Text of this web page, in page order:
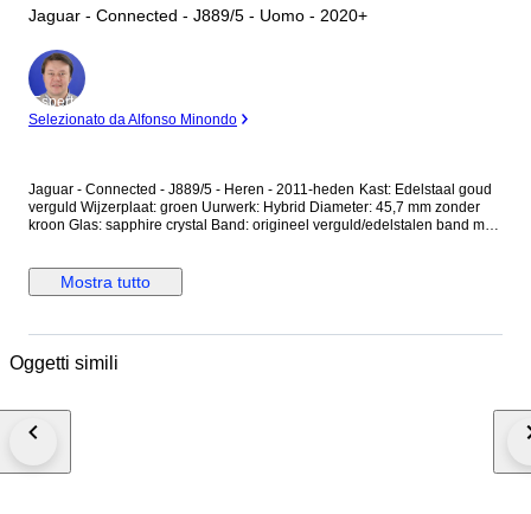
Jaguar - Connected - J889/5 - Uomo - 2020+
Esperto
Selezionato da Alfonso Minondo
Jaguar - Connected - J889/5 - Heren - 2011-heden Kast: Edelstaal goud
verguld Wijzerplaat: groen Uurwerk: Hybrid Diameter: 45,7 mm zonder
kroon Glas: sapphire crystal Band: origineel verguld/edelstalen band met
horloge wordt aangetekend en verzekerd verstuurd (DHL-express).
Mostra tutto
Oggetti simili